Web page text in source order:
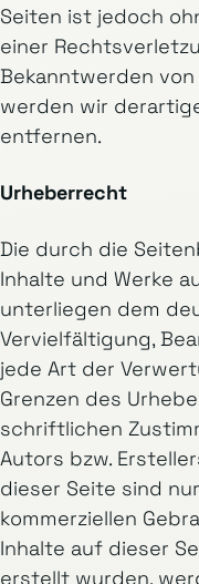
Seiten ist jedoch
einer
Bekanntwerden
werden wir
entfernen.
Urheberrecht
Die durch die
Inhalte und Werke
unterliegen dem
Vervielfältigung,
jede Art der
Grenzen des
schriftlichen
Autors bzw.
dieser Seite sind
kommerziellen
Inhalte auf dieser
erstellt wurden,